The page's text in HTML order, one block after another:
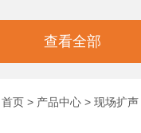
查看全部
首页 > 产品中心 >现场扩声